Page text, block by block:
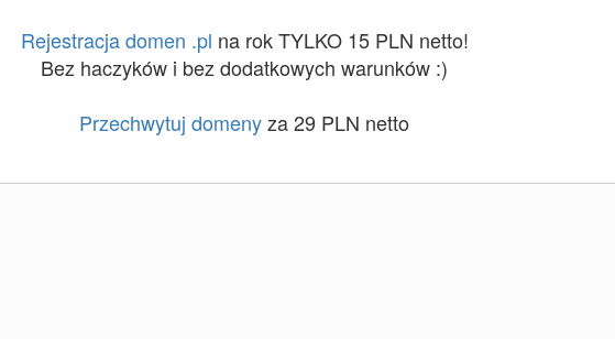
Rejestracja domen .pl na rok TYLKO 15 PLN netto!
Bez haczyków i bez dodatkowych warunków :)
Przechwytuj domenyza 29 PLN netto